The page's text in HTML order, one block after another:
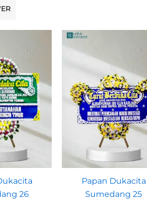
26
Papan Dukacita
Sumedang 25